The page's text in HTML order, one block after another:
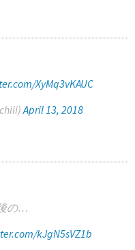
XyMq3vKAUC
April 13, 2018
の…
kJgN5sVZ1b